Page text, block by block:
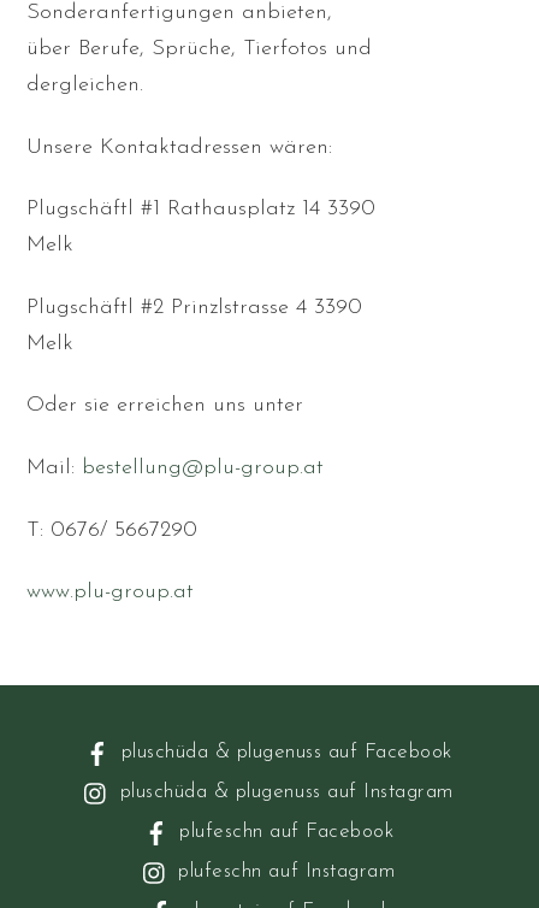
Sonderanfertigungen anbieten,
über Berufe, Sprüche, Tierfotos und
dergleichen.
Unsere Kontaktadressen wären:
Plugschäftl #1 Rathausplatz 14 3390
Melk
Plugschäftl #2 Prinzlstrasse 4 3390
Melk
Oder sie erreichen uns unter
Mail: bestellung@plu-group.at
T: 0676/ 5667290
www.plu-group.at
pluschüda & plugenuss auf Facebook
pluschüda & plugenuss auf Instagram
plufeschn auf Facebook
plufeschn auf Instagram